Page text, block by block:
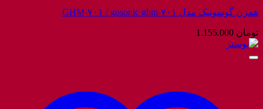
همزن گوسونیک مدل GHM-۷۰۱ / gosonic ghm-۷۰۱
تومان